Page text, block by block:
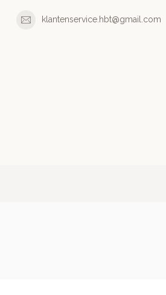
klantenservice.hbt@gmail.com